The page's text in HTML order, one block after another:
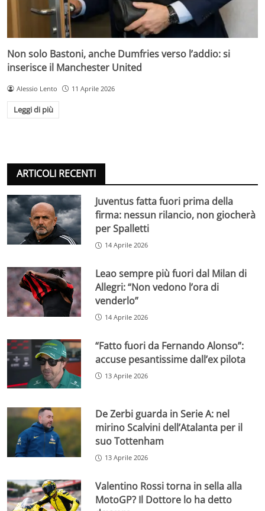
Non solo Bastoni, anche Dumfries verso l’addio: si
inserisce il Manchester United
Alessio Lento 11 Aprile 2026
Leggi di più
ARTICOLI RECENTI
Juventus fatta fuori prima della
firma: nessun rilancio, non giocherà
per Spalletti
14 Aprile 2026
Leao sempre più fuori dal Milan di
Allegri: “Non vedono l’ora di
venderlo”
14 Aprile 2026
“Fatto fuori da Fernando Alonso”:
accuse pesantissime dall’ex pilota
13 Aprile 2026
De Zerbi guarda in Serie A: nel
mirino Scalvini dell’Atalanta per il
suo Tottenham
13 Aprile 2026
Valentino Rossi torna in sella alla
MotoGP? Il Dottore lo ha detto